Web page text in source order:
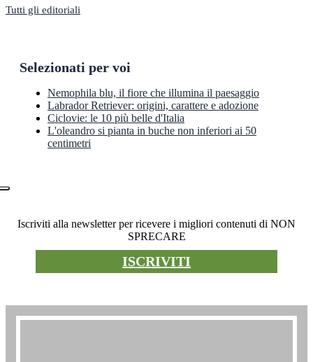
Tutti gli editoriali
Selezionati per voi
Nemophila blu, il fiore che illumina il paesaggio
Labrador Retriever: origini, carattere e adozione
Ciclovie: le 10 più belle d'Italia
L'oleandro si pianta in buche non inferiori ai 50
centimetri
Iscriviti alla newsletter per ricevere i migliori contenuti di NON
SPRECARE
ISCRIVITI